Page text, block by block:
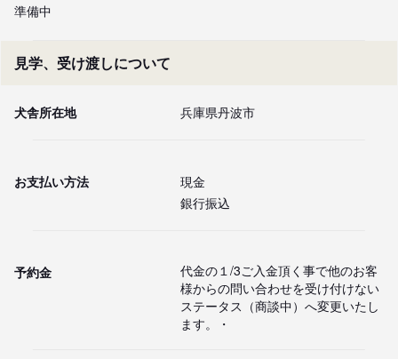
準備中
見学、受け渡しについて
犬舎所在地 兵庫県丹波市
お支払い方法
現金
銀行振込
予約金
代金の１/3ご入金頂く事で他のお客
様からの問い合わせを受け付けない
ステータス（商談中）へ変更いたし
ます。・